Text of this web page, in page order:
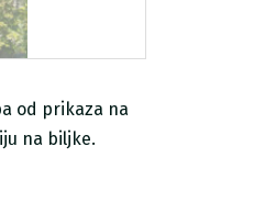
od prikaza na
na biljke.